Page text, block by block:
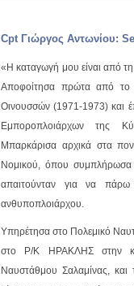
Cpt Γιώργος Aντωνίου:
«Η καταγωγή μου είναι από
Αποφοίτησα πρώτα από το
Οινουσσών (1971-1973) και
Εμποροπλοιάρχων της
Μπαρκάρισα αρχικά στα
Νομικού, όπου συμπλήρωσα
απαιτούνταν για να
ανθυποπλοιάρχου.
Υπηρέτησα στο Πολεμικό
στο Ρ/Κ ΗΡΑΚΛΗΣ στην
Ναυστάθμου Σαλαμίνας,